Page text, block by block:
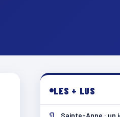
LES + LUS
Sainte-Anne : un